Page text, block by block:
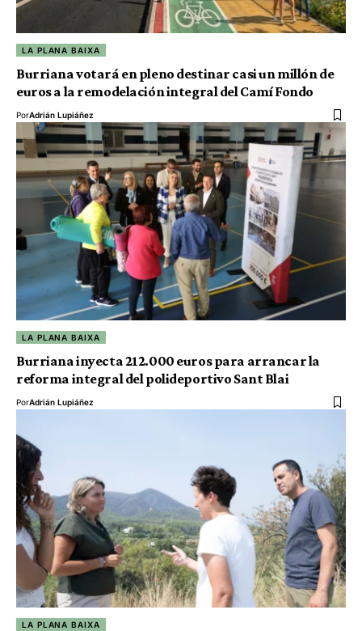
LA PLANA BAIXA
Burriana votará en pleno destinar casi un millón de
euros a la remodelación integral del Camí Fondo
PorAdrián Lupiáñez
LA PLANA BAIXA
Burriana inyecta 212.000 euros para arrancar la
reforma integral del polideportivo Sant Blai
PorAdrián Lupiáñez
LA PLANA BAIXA